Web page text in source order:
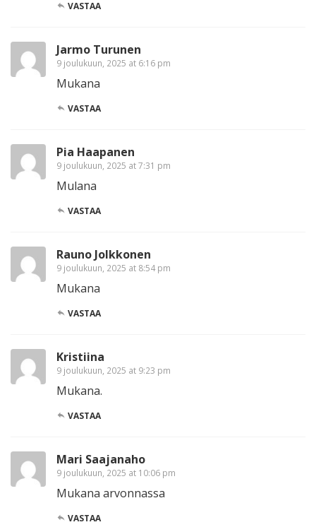
VASTAA
Jarmo Turunen
9 joulukuun, 2025 at 6:16 pm
Mukana
VASTAA
Pia Haapanen
9 joulukuun, 2025 at 7:31 pm
Mulana
VASTAA
Rauno Jolkkonen
9 joulukuun, 2025 at 8:54 pm
Mukana
VASTAA
Kristiina
9 joulukuun, 2025 at 9:23 pm
Mukana.
VASTAA
Mari Saajanaho
9 joulukuun, 2025 at 10:06 pm
Mukana arvonnassa
VASTAA